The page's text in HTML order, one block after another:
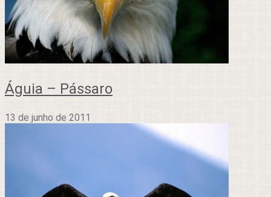
Águia – Pássaro
13 de junho de 2011